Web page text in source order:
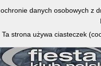
danych osobowych z
Ta strona używa ciasteczek